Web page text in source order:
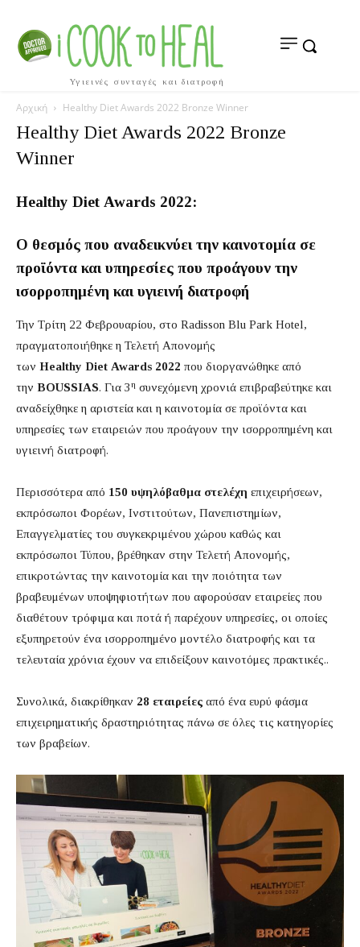
Υγιεινές συνταγές και διατροφή
Αρχική Healthy Diet Awards 2022 Bronze Winner
Healthy Diet Awards 2022 Bronze
Winner
Healthy Diet Awards 2022:
Ο θεσμός που αναδεικνύει την καινοτομία σε
προϊόντα και υπηρεσίες που προάγουν την
ισορροπημένη και υγιεινή διατροφή
Την Τρίτη 22 Φεβρουαρίου, στο Radisson Blu Park Hotel,
πραγματοποιήθηκε η Τελετή Απονομής
των Healthy Diet Awards 2022 που διοργανώθηκε από
την BOUSSIAS. Για 3η συνεχόμενη χρονιά επιβραβεύτηκε και
αναδείχθηκε η αριστεία και η καινοτομία σε προϊόντα και
υπηρεσίες των εταιρειών που προάγουν την ισορροπημένη και
υγιεινή διατροφή.
Περισσότερα από 150 υψηλόβαθμα στελέχη επιχειρήσεων,
εκπρόσωποι Φορέων, Ινστιτούτων, Πανεπιστημίων,
Επαγγελματίες του συγκεκριμένου χώρου καθώς και
εκπρόσωποι Τύπου, βρέθηκαν στην Τελετή Απονομής,
επικροτώντας την καινοτομία και την ποιότητα των
βραβευμένων υποψηφιοτήτων που αφορούσαν εταιρείες που
διαθέτουν τρόφιμα και ποτά ή παρέχουν υπηρεσίες, οι οποίες
εξυπηρετούν ένα ισορροπημένο μοντέλο διατροφής και τα
τελευταία χρόνια έχουν να επιδείξουν καινοτόμες πρακτικές..
Συνολικά, διακρίθηκαν 28 εταιρείες από ένα ευρύ φάσμα
επιχειρηματικής δραστηριότητας πάνω σε όλες τις κατηγορίες
των βραβείων.